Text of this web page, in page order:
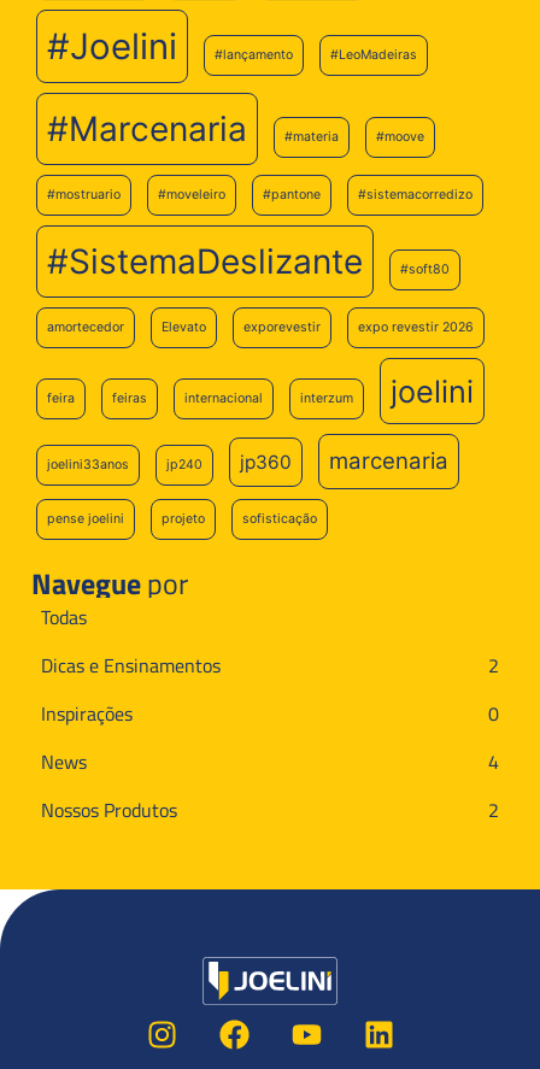
#Joelini #lançamento #LeoMadeiras
#Marcenaria #materia #moove
#mostruario #moveleiro #pantone #sistemacorredizo
#SistemaDeslizante #soft80
amortecedor Elevato exporevestir expo revestir 2026
feira feiras internacional interzum joelini
joelini33anos jp240 jp360 marcenaria
pense joelini projeto sofisticação
Naveguepor
Todas
Dicas e Ensinamentos
2
Inspirações
0
News
4
Nossos Produtos
2